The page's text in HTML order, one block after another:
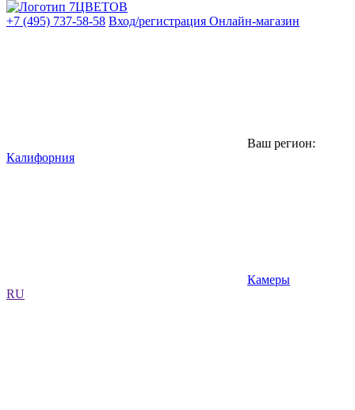
+7 (495) 737-58-58 Вход/регистрация Онлайн-магазин
Ваш регион:
Калифорния
Камеры
RU